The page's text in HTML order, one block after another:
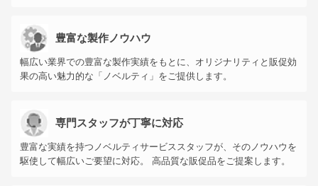
豊富な製作ノウハウ
幅広い業界での豊富な製作実績をもとに、オリジナリティと販促効
果の高い魅力的な「ノベルティ」をご提供します。
専門スタッフが丁寧に対応
豊富な実績を持つノベルティサービススタッフが、そのノウハウを
駆使して幅広いご要望に対応。 高品質な販促品をご提案します。